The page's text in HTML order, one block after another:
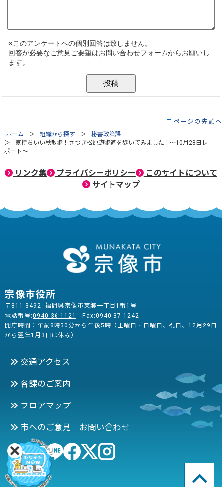
ページの先頭へ
ホーム 組織から探す
秘書政策課
気持ちいい秋散歩！さつき松原遊歩道を歩いてみました！～10月28日レ
ポート～
リンク集 プライバシーポリシー
このサイトについて
サイトマップ
宗像市役所
〒811-3492 福岡県宗像市東郷一丁目1番1号
電話番号:0940-36-1121
Fax:0940-37-1242
開庁時間：午前8時30分から午後5時（土曜日・日曜日、祝日、12月29日
から翌年1月3日は休み）
交通アクセス
各課のご案内
フロアマップ
市へのご意見 お問い合わせ